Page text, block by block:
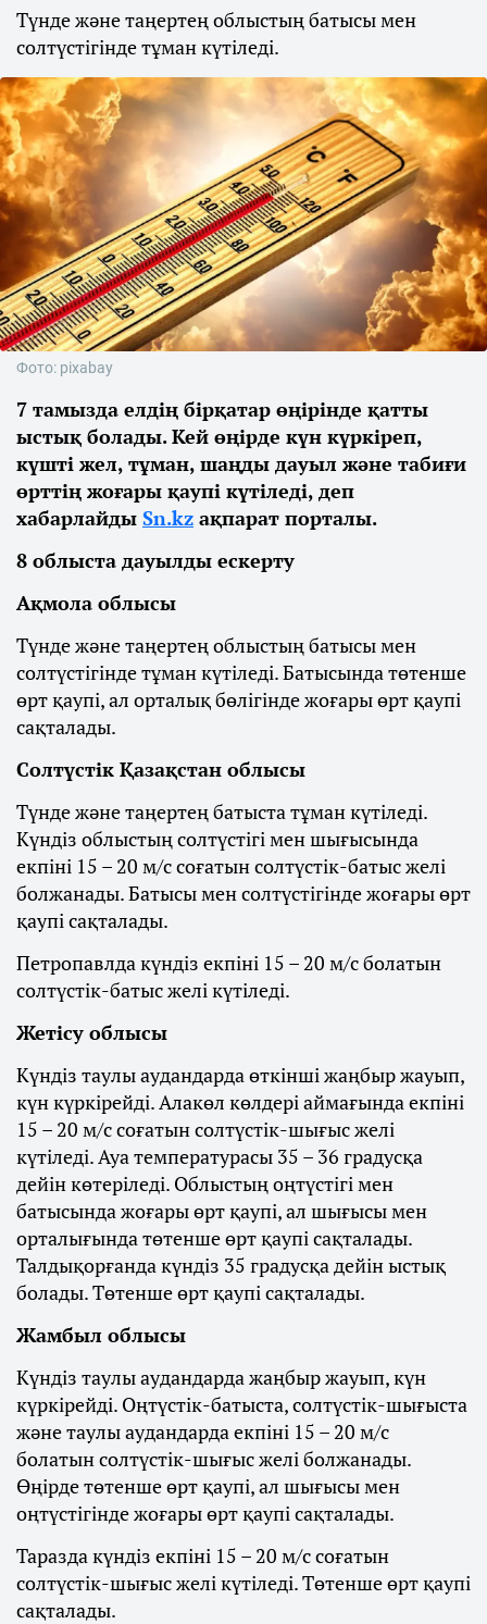
Түнде және таңертең облыстың батысы мен
солтүстігінде тұман күтіледі.
Фото: pixabay
7 тамызда елдің бірқатар өңірінде қатты
ыстық болады. Кей өңірде күн күркіреп,
күшті жел, тұман, шаңды дауыл және табиғи
өрттің жоғары қаупі күтіледі, деп
хабарлайды Sn.kz ақпарат порталы.
8 облыста дауылды ескерту
Ақмола облысы
Түнде және таңертең облыстың батысы мен
солтүстігінде тұман күтіледі. Батысында төтенше
өрт қаупі, ал орталық бөлігінде жоғары өрт қаупі
сақталады.
Солтүстік Қазақстан облысы
Түнде және таңертең батыста тұман күтіледі.
Күндіз облыстың солтүстігі мен шығысында
екпіні 15 – 20 м/с соғатын солтүстік-батыс желі
болжанады. Батысы мен солтүстігінде жоғары өрт
қаупі сақталады.
Петропавлда күндіз екпіні 15 – 20 м/с болатын
солтүстік-батыс желі күтіледі.
Жетісу облысы
Күндіз таулы аудандарда өткінші жаңбыр жауып,
күн күркірейді. Алакөл көлдері аймағында екпіні
15 – 20 м/с соғатын солтүстік-шығыс желі
күтіледі. Ауа температурасы 35 – 36 градусқа
дейін көтеріледі. Облыстың оңтүстігі мен
батысында жоғары өрт қаупі, ал шығысы мен
орталығында төтенше өрт қаупі сақталады.
Талдықорғанда күндіз 35 градусқа дейін ыстық
болады. Төтенше өрт қаупі сақталады.
Жамбыл облысы
Күндіз таулы аудандарда жаңбыр жауып, күн
күркірейді. Оңтүстік-батыста, солтүстік-шығыста
және таулы аудандарда екпіні 15 – 20 м/с
болатын солтүстік-шығыс желі болжанады.
Өңірде төтенше өрт қаупі, ал шығысы мен
оңтүстігінде жоғары өрт қаупі сақталады.
Таразда күндіз екпіні 15 – 20 м/с соғатын
солтүстік-шығыс желі күтіледі. Төтенше өрт қаупі
сақталады.